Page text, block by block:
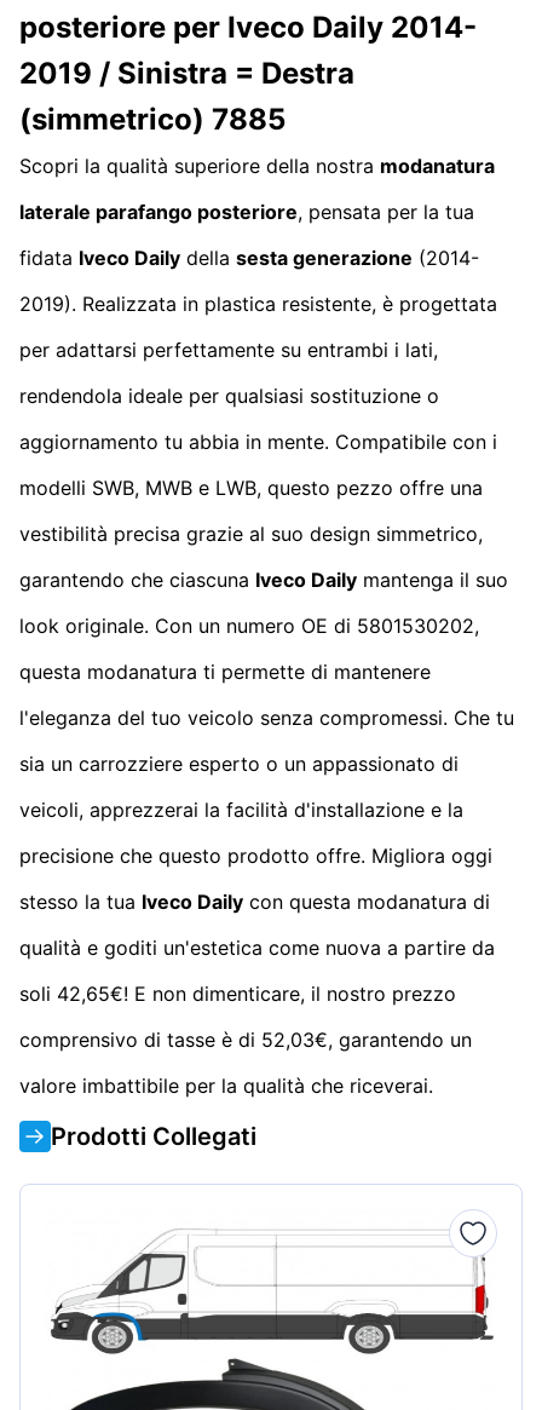
posteriore per Iveco Daily 2014-
2019 / Sinistra = Destra
(simmetrico) 7885
Scopri la qualità superiore della nostra modanatura
laterale parafango posteriore, pensata per la tua
fidata Iveco Daily della sesta generazione (2014-
2019). Realizzata in plastica resistente, è progettata
per adattarsi perfettamente su entrambi i lati,
rendendola ideale per qualsiasi sostituzione o
aggiornamento tu abbia in mente. Compatibile con i
modelli SWB, MWB e LWB, questo pezzo offre una
vestibilità precisa grazie al suo design simmetrico,
garantendo che ciascuna Iveco Daily mantenga il suo
look originale. Con un numero OE di 5801530202,
questa modanatura ti permette di mantenere
l'eleganza del tuo veicolo senza compromessi. Che tu
sia un carrozziere esperto o un appassionato di
veicoli, apprezzerai la facilità d'installazione e la
precisione che questo prodotto offre. Migliora oggi
stesso la tua Iveco Daily con questa modanatura di
qualità e goditi un'estetica come nuova a partire da
soli 42,65€! E non dimenticare, il nostro prezzo
comprensivo di tasse è di 52,03€, garantendo un
valore imbattibile per la qualità che riceverai.
Prodotti Collegati